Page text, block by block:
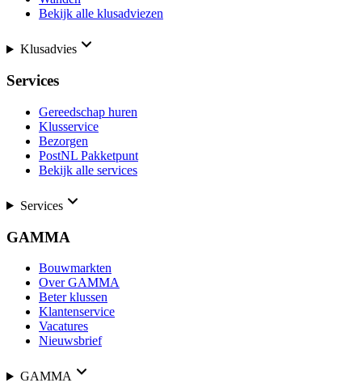
Bekijk alle klusadviezen
Klusadvies
Services
Gereedschap huren
Klusservice
Bezorgen
PostNL Pakketpunt
Bekijk alle services
Services
GAMMA
Bouwmarkten
Over GAMMA
Beter klussen
Klantenservice
Vacatures
Nieuwsbrief
GAMMA